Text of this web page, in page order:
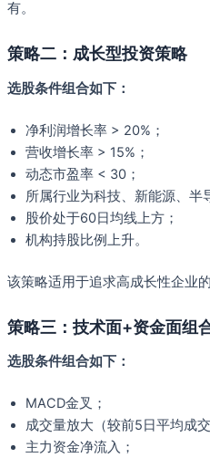
有。
策略二：成长型投资策略
选股条件组合如下：
净利润增长率 > 20%；
营收增长率 > 15%；
动态市盈率 < 30；
所属行业为科技、新能源、半
股价处于60日均线上方；
机构持股比例上升。
该策略适用于追求高成长性企业
策略三：技术面+资金面组
选股条件组合如下：
MACD金叉；
成交量放大（较前5日平均成
主力资金净流入；